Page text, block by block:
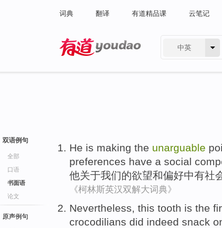
词典 翻译 有道精品课 云笔记
中英
双语例句
全部
口语
书面语
论文
原声例句
He is making the unarguable
preferences have a social
他关于我们的欲望和偏好中有社
《柯林斯英汉双解大词典》
Nevertheless, this tooth is the
crocodilians did indeed snack